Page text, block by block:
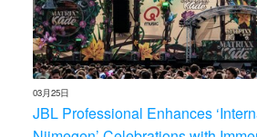
03月25日
JBL Professional Enhances